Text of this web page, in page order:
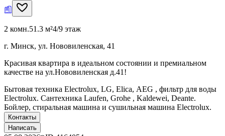
2 комн.51.3 м²4/9 этаж
г. Минск, ул. Нововиленская, 41
Красивая квартира в идеальном состоянии и премиальном
качестве на ул.Нововиленская д.41!
Бытовая техника Electroluх, LG, Elica, АЕG , фильтр для воды
Electroluх. Сантехника Laufen, Grohe , Kaldewei, Deante.
Бойлер, стиральная машина и сушильная машина Electroluх.
Контакты
Написать